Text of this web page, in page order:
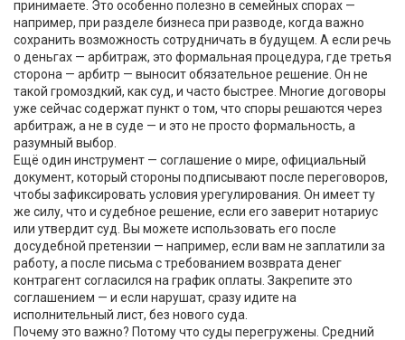
принимаете . Это особенно полезно в семейных спорах —
например, при разделе бизнеса при разводе, когда важно
сохранить возможность сотрудничать в будущем. А если речь
о деньгах — арбитраж, это формальная процедура, где третья
сторона — арбитр — выносит обязательное решение . Он не
такой громоздкий, как суд, и часто быстрее . Многие договоры
уже сейчас содержат пункт о том, что споры решаются через
арбитраж, а не в суде — и это не просто формальность, а
разумный выбор.
Ещё один инструмент — соглашение о мире, официальный
документ, который стороны подписывают после переговоров,
чтобы зафиксировать условия урегулирования . Он имеет ту
же силу, что и судебное решение, если его заверит нотариус
или утвердит суд . Вы можете использовать его после
досудебной претензии — например, если вам не заплатили за
работу, а после письма с требованием возврата денег
контрагент согласился на график оплаты. Закрепите это
соглашением — и если нарушат, сразу идите на
исполнительный лист, без нового суда.
Почему это важно? Потому что суды перегружены. Средний